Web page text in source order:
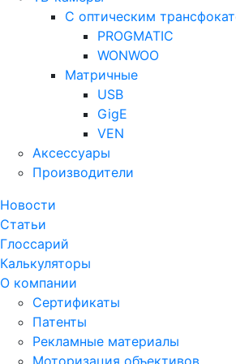
С оптическим
PROGMATIC
WONWOO
Матричные
USB
GigE
VEN
Аксессуары
Производители
Новости
Статьи
Глоссарий
Калькуляторы
О компании
Сертификаты
Патенты
Рекламные материалы
Моторизация объективов